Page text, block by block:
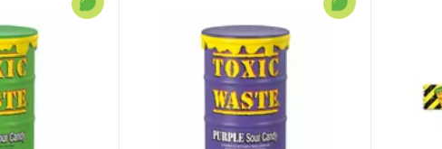
Skābs
🎶 TikTok hits
Pakistāna